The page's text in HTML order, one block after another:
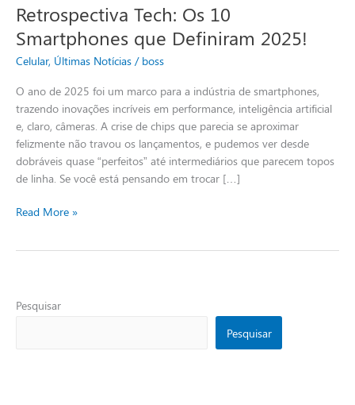
Retrospectiva Tech: Os 10
Smartphones que Definiram 2025!
Celular, Últimas Notícias / boss
O ano de 2025 foi um marco para a indústria de smartphones,
trazendo inovações incríveis em performance, inteligência artificial
e, claro, câmeras. A crise de chips que parecia se aproximar
felizmente não travou os lançamentos, e pudemos ver desde
dobráveis quase “perfeitos” até intermediários que parecem topos
de linha. Se você está pensando em trocar […]
Read More »
Pesquisar
Pesquisar